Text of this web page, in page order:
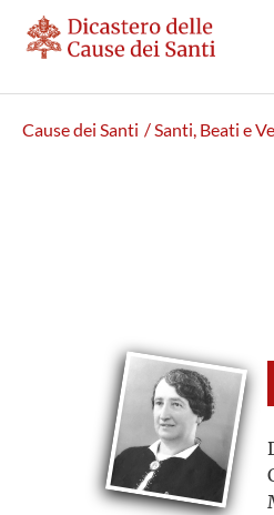
Cause dei Santi / Santi, Beati e